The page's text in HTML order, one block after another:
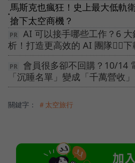
●
馬斯克也瘋狂！史上最大低軌
搶下太空商機？
AI 可以接手哪些工作？6
析！打造更高效的 AI 團隊👉🏻
會員很多卻不回購？10/14
「沉睡名單」變成「千萬營收
關鍵字： ＃太空旅行